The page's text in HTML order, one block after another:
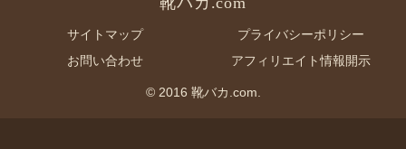
サイトマップ
プライバシーポリシー
お問い合わせ
アフィリエイト情報開示
© 2016 靴バカ.com.